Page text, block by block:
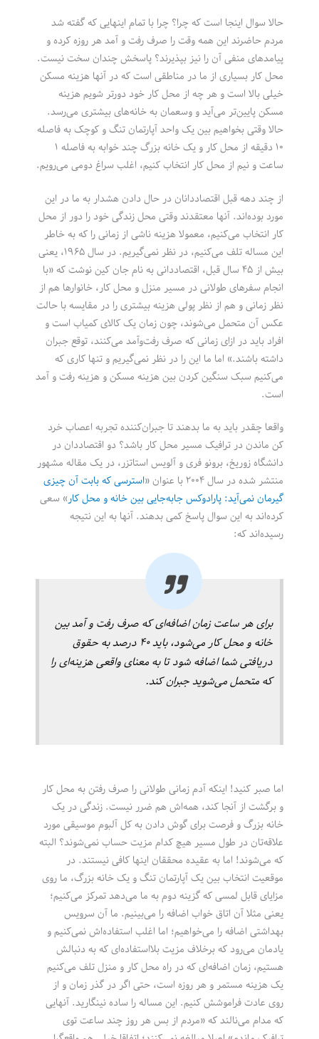
حالا سوال اینجا است که چرا؟ چرا با تمام اینهایی که گفته شد
مردم حاضرند این همه وقت را صرف رفت و آمد هر روزه کرده و
پیامدهای منفی آن را نیز بپذیرند؟ پاسخش چندان سخت نیست.
محل کار بسیاری از ما در مناطقی است که در آنها هزینه مسکن
خیلی بالا است و هر چه از محل کار خود دورتر شویم هزینه
مسکن پایین‌تر می‌آید و وسعمان به خانه‌های بیشتری می‌رسد.
حالا وقتی بخواهیم بین یک واحد آپارتمان تنگ و کوچک به فاصله
۱۰ دقیقه از محل کار و یک خانه بزرگ چند خوابه به فاصله ۱
ساعت و نیم از محل کار انتخاب کنیم، اغلب سراغ دومی می‌رویم.
از چند دهه قبل اقتصاددانان در حال دادن هشدار به ما در این
مورد بوده‌اند. آنها معتقدند وقتی محل زندگی خود را دور از محل
کار انتخاب می‌کنیم، معمولا هزینه ناشی از زمانی را که به خاطر
این مساله تلف می‌کنیم، در نظر نمی‌گیریم. در سال ۱۹۶۵، یعنی
بیش از ۴۵ سال قبل، اقتصاددانی به نام جان کین نوشت که «با
انجام سفرهای طولانی در مسیر منزل و محل کار، خانوارها هم از
نظر زمانی و هم از نظر پولی هزینه بیشتری را در مقایسه با حالت
عکس آن متحمل می‌شوند، چون زمان یک کالای کمیاب است و
افراد باید در ازای زمانی که صرف رفت‌وآمد می‌کنند، توقع جبران
داشته باشند.» اما ما این را در نظر نمی‌گیریم و تنها کاری که
می‌کنیم سبک سنگین کردن بین هزینه مسکن و هزینه رفت و آمد
است.
واقعا چقدر باید به ما بدهند تا جبران‌کننده تجربه اعصاب خرد
کن ماندن در ترافیک مسیر محل کار باشد؟ دو اقتصاددان در
دانشگاه زوریخ، برونو فری و آلویس استاتزر، در یک مقاله مشهور
منتشر شده در سال ۲۰۰۴ با عنوان «
استرسی که بابت آن چیزی
گیرمان نمی‌آید: پارادوکس جابه‌جایی بین خانه و محل کار» سعی
کرده‌اند به این سوال پاسخ کمی بدهند. آنها به این نتیجه
رسیده‌اند که:
برای هر ساعت زمان اضافه‌ای که صرف رفت و آمد بین
خانه و محل کار می‌شود، باید ۴۰ درصد به حقوق
دریافتی شما اضافه شود تا به معنای واقعی هزینه‌ای را
که متحمل می‌شوید جبران کند.
اما صبر کنید! اینکه آدم زمانی طولانی را صرف رفتن به محل کار
و برگشت از آنجا کند، همه‌اش هم ضرر نیست. زندگی در یک
خانه بزرگ و فرصت برای گوش دادن به کل آلبوم موسیقی مورد
علاقه‌تان در طول مسیر هیچ کدام مزیت حساب نمی‌شوند؟ البته
که می‌شوند! اما به عقیده محققان اینها کافی نیستند. در
موقعیت انتخاب بین یک آپارتمان تنگ و یک خانه بزرگ، ما روی
مزایای قابل لمسی که گزینه دوم به ما می‌دهد تمرکز می‌کنیم؛
یعنی مثلا آن اتاق خواب اضافه را می‌بینیم. ما آن سرویس
بهداشتی اضافه را می‌خواهیم؛ اما اغلب استفاده‌اش نمی‌کنیم و
یادمان می‌رود که برخلاف مزیت بلااستفاده‌ای که به دنبالش
هستیم، زمان اضافه‌ای که در راه محل کار و منزل تلف می‌کنیم
یک هزینه مستمر و هر روزه است، حتی اگر در گذر زمان و از
روی عادت فراموشش کنیم. این مساله را ساده نینگارید. آنهایی
که مدام می‌نالند که «مردم از بس هر روز چند ساعت توی